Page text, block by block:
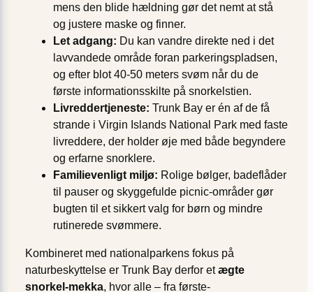
mens den blide hældning gør det nemt at stå
og justere maske og finner.
Let adgang: Du kan vandre direkte ned i det
lavvandede område foran parkeringspladsen,
og efter blot 40-50 meters svøm når du de
første informationsskilte på snorkelstien.
Livreddertjeneste: Trunk Bay er én af de få
strande i Virgin Islands National Park med faste
livreddere, der holder øje med både begyndere
og erfarne snorklere.
Familievenligt miljø: Rolige bølger, badeflåder
til pauser og skyggefulde picnic-områder gør
bugten til et sikkert valg for børn og mindre
rutinerede svømmere.
Kombineret med nationalparkens fokus på
naturbeskyttelse er Trunk Bay derfor etægte
snorkel-mekka, hvor alle – fra første-